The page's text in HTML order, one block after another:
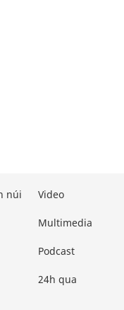
núi Video
Multimedia
Podcast
24h qua